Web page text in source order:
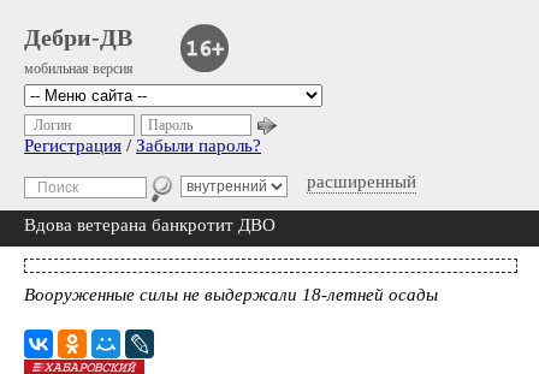
Дебри-ДВ
мобильная версия
расширенный
Логин Пароль
Регистрация / Забыли пароль?
Вдова ветерана банкротит ДВО
Вооруженные силы не выдержали 18-летней осады